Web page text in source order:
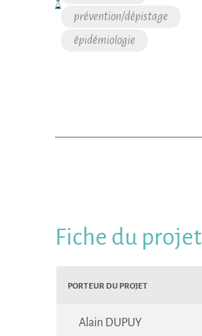
prévention/dépistage
épidémiologie
Fiche du projet
Porteur du projet
Alain DUPUY